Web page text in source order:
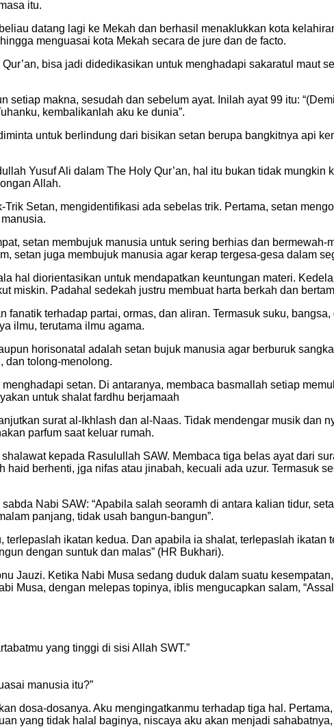
itu.
datang lagi ke Mekah dan berhasil menaklukkan kota
menguasai kota Mekah secara de jure dan de facto.
bisa jadi didedikasikan untuk menghadapi sakaratul maut
makna, sesudah dan sebelum ayat. Inilah ayat 99 itu:
kembalikanlah aku ke dunia”.
untuk berlindung dari bisikan setan berupa bangkitnya api
Yusuf Ali dalam The Holy Qur’an, hal itu bukan tidak mungkin
Allah.
Setan, mengidentifikasi ada sebelas trik. Pertama, setan
setan membujuk manusia untuk sering berhias dan bermewah-
setan juga membujuk manusia agar kerap tergesa-gesa dalam
hal diorientasikan untuk mendapatkan keuntungan materi.
miskin. Padahal sedekah justru membuat harta berkah dan
terhadap partai, ormas, dan aliran. Termasuk suku,
ilmu, terutama ilmu agama.
horisonatal adalah setan bujuk manusia agar berburuk
dan tolong-menolong.
setan. Di antaranya, membaca basmallah setiap
untuk shalat fardhu berjamaah
surat al-Ikhlash dan al-Naas. Tidak mendengar musik dan
parfum saat keluar rumah.
kepada Rasulullah SAW. Membaca tiga belas ayat dari
berhenti, jga nifas atau jinabah, kecuali ada uzur. Termasuk
Nabi SAW: “Apabila salah seoramh di antara kalian tidur,
panjang, tidak usah bangun-bangun”.
ikatan kedua. Dan apabila ia shalat, terlepaslah ikatan
dengan suntuk dan malas” (HR Bukhari).
Jauzi. Ketika Nabi Musa sedang duduk dalam suatu
dengan melepas topinya, iblis mengucapkan salam,
yang tinggi di sisi Allah SWT.”
manusia itu?”
dosa-dosanya. Aku mengingatkanmu terhadap tiga hal.
yang tidak halal baginya, niscaya aku akan menjadi